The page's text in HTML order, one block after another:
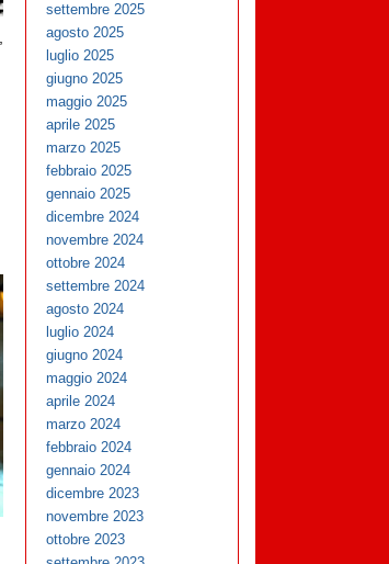
settembre 2025
agosto 2025
luglio 2025
giugno 2025
maggio 2025
aprile 2025
marzo 2025
febbraio 2025
gennaio 2025
dicembre 2024
novembre 2024
ottobre 2024
settembre 2024
agosto 2024
luglio 2024
giugno 2024
maggio 2024
aprile 2024
marzo 2024
febbraio 2024
gennaio 2024
dicembre 2023
novembre 2023
ottobre 2023